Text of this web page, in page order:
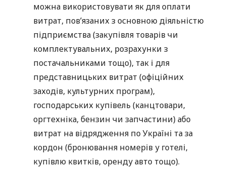
можна використовувати як для оплати
витрат, пов’язаних з основною діяльністю
підприємства (закупівля товарів чи
комплектувальних, розрахунки з
постачальниками тощо), так і для
представницьких витрат (офіційних
заходів, культурних програм),
господарських купівель (канцтовари,
оргтехніка, бензин чи запчастини) або
витрат на відрядження по Україні та за
кордон (бронювання номерів у готелі,
купівлю квитків, оренду авто тощо).